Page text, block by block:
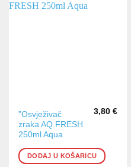
”Osvježivač
zraka AQ FRESH
250ml Aqua
3,80 €
DODAJ U KOŠARICU